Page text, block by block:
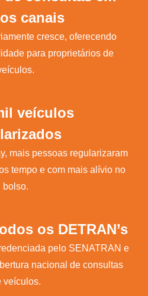
canais
cresce, oferecendo
para proprietários de
veículos
mais pessoas regularizaram
tempo e com mais alívio no
bolso.
os DETRAN’s
pelo SENATRAN e
nacional de consultas
veículos.